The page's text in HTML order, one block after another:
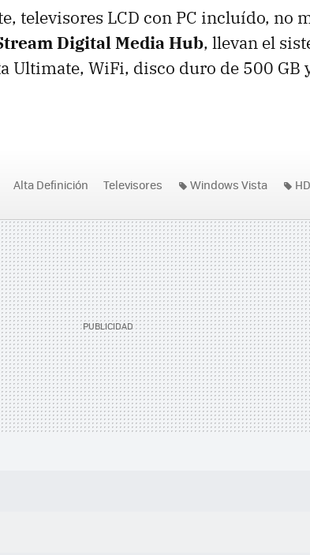
televisores LCD con PC incluído, no
Digital Media Hub, llevan el
Ultimate, WiFi, disco duro de 500 GB
Alta Definición Televisores Windows Vista